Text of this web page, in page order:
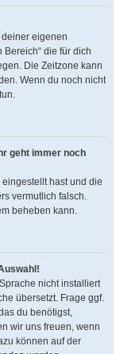
eigenen
Bereich“ die für dich
Die Zeitzone kann
Wenn du noch nicht
geht immer noch
hast und die
vermutlich falsch.
beheben kann.
nicht installiert
übersetzt. Frage ggf.
du benötigst,
wir uns freuen, wenn
können auf der